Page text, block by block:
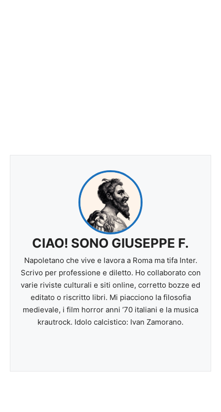
CIAO! SONO GIUSEPPE F.
Napoletano che vive e lavora a Roma ma tifa Inter.
Scrivo per professione e diletto. Ho collaborato con
varie riviste culturali e siti online, corretto bozze ed
editato o riscritto libri. Mi piacciono la filosofia
medievale, i film horror anni ’70 italiani e la musica
krautrock. Idolo calcistico: Ivan Zamorano.